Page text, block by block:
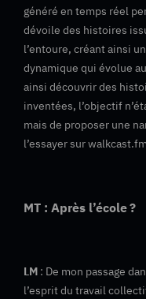
généré en temps réel
dévoile des histoires
l’entoure, créant ainsi
dynamique qui évolue
ainsi découvrir des
inventées, l’objectif
mais de proposer une
l’essayer sur
MT : Après l’école ?
LM : De mon passage
l’esprit du travail